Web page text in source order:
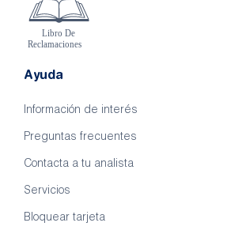
Ayuda
Información de interés
Preguntas frecuentes
Contacta a tu analista
Servicios
Bloquear tarjeta